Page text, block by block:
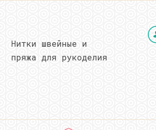
Нитки швейные и
пряжа для рукоделия